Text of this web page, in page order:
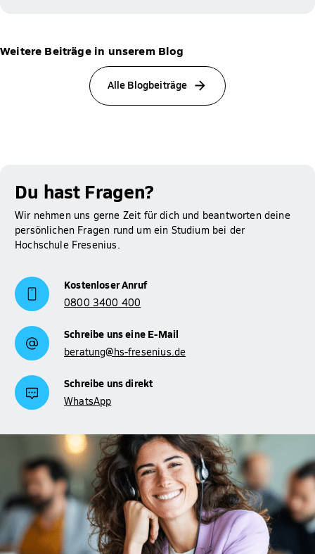
Weitere Beiträge in unserem Blog
Alle Blogbeiträge
Du hast Fragen?
Wir nehmen uns gerne Zeit für dich und beantworten deine
persönlichen Fragen rund um ein Studium bei der
Hochschule Fresenius.
Kostenloser Anruf
0800 3400 400
Schreibe uns eine E-Mail
beratung@hs-fresenius.de
Schreibe uns direkt
WhatsApp